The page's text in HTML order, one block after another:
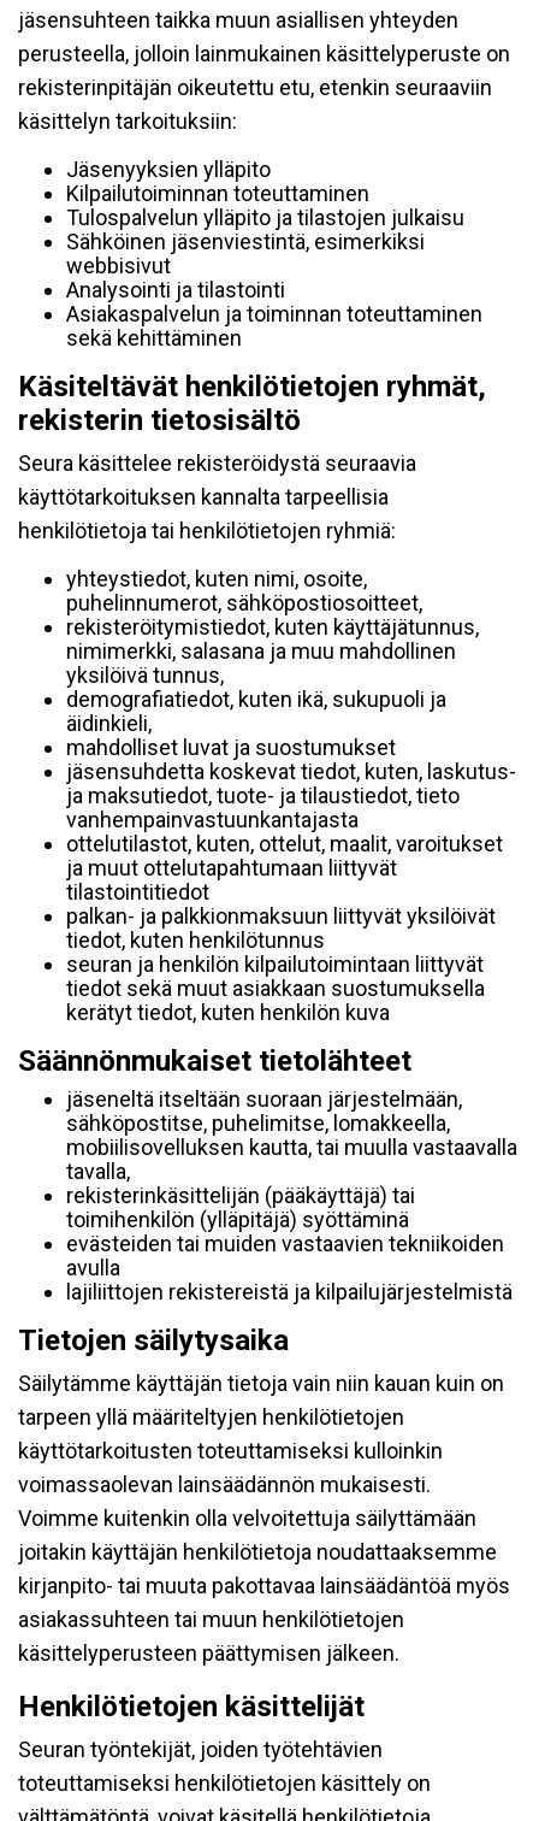
jäsensuhteen taikka muun asiallisen yhteyden
perusteella, jolloin lainmukainen käsittelyperuste on
rekisterinpitäjän oikeutettu etu, etenkin seuraaviin
käsittelyn tarkoituksiin:
Jäsenyyksien ylläpito
Kilpailutoiminnan toteuttaminen
Tulospalvelun ylläpito ja tilastojen julkaisu
Sähköinen jäsenviestintä, esimerkiksi
webbisivut
Analysointi ja tilastointi
Asiakaspalvelun ja toiminnan toteuttaminen
sekä kehittäminen
Käsiteltävät henkilötietojen ryhmät,
rekisterin tietosisältö
Seura käsittelee rekisteröidystä seuraavia
käyttötarkoituksen kannalta tarpeellisia
henkilötietoja tai henkilötietojen ryhmiä:
yhteystiedot, kuten nimi, osoite,
puhelinnumerot, sähköpostiosoitteet,
rekisteröitymistiedot, kuten käyttäjätunnus,
nimimerkki, salasana ja muu mahdollinen
yksilöivä tunnus,
demografiatiedot, kuten ikä, sukupuoli ja
äidinkieli,
mahdolliset luvat ja suostumukset
jäsensuhdetta koskevat tiedot, kuten, laskutus-
ja maksutiedot, tuote- ja tilaustiedot, tieto
vanhempainvastuunkantajasta
ottelutilastot, kuten, ottelut, maalit, varoitukset
ja muut ottelutapahtumaan liittyvät
tilastointitiedot
palkan- ja palkkionmaksuun liittyvät yksilöivät
tiedot, kuten henkilötunnus
seuran ja henkilön kilpailutoimintaan liittyvät
tiedot sekä muut asiakkaan suostumuksella
kerätyt tiedot, kuten henkilön kuva
Säännönmukaiset tietolähteet
jäseneltä itseltään suoraan järjestelmään,
sähköpostitse, puhelimitse, lomakkeella,
mobiilisovelluksen kautta, tai muulla vastaavalla
tavalla,
rekisterinkäsittelijän (pääkäyttäjä) tai
toimihenkilön (ylläpitäjä) syöttäminä
evästeiden tai muiden vastaavien tekniikoiden
avulla
lajiliittojen rekistereistä ja kilpailujärjestelmistä
Tietojen säilytysaika
Säilytämme käyttäjän tietoja vain niin kauan kuin on
tarpeen yllä määriteltyjen henkilötietojen
käyttötarkoitusten toteuttamiseksi kulloinkin
voimassaolevan lainsäädännön mukaisesti.
Voimme kuitenkin olla velvoitettuja säilyttämään
joitakin käyttäjän henkilötietoja noudattaaksemme
kirjanpito- tai muuta pakottavaa lainsäädäntöä myös
asiakassuhteen tai muun henkilötietojen
käsittelyperusteen päättymisen jälkeen.
Henkilötietojen käsittelijät
Seuran työntekijät, joiden työtehtävien
toteuttamiseksi henkilötietojen käsittely on